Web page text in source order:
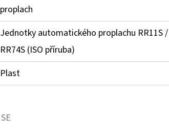
proplach
Jednotky automatického proplachu RR11S /
RR74S (ISO příruba)
Plast